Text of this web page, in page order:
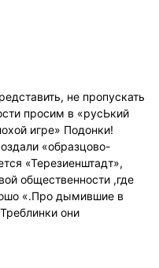
не пропускать
просим в «русЬкий
игре» Подонки!
«образцово-
«Терезиенштадт»,
общественности ,где
«.Про дымившие в
они